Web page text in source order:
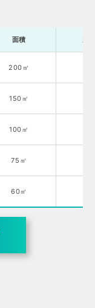
面積
200㎡
150㎡
100㎡
75㎡
60㎡